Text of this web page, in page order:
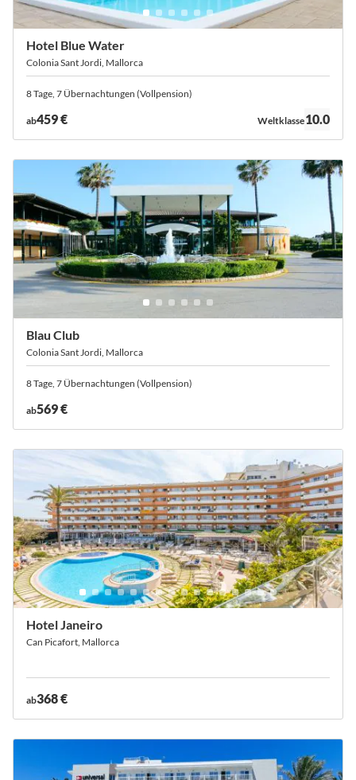
Hotel Blue Water
Colonia Sant Jordi, Mallorca
8 Tage, 7 Übernachtungen (Vollpension)
ab459 € Bewertung:
Weltklasse10.0
Blau Club
Colonia Sant Jordi, Mallorca
8 Tage, 7 Übernachtungen (Vollpension)
ab569 €
Hotel Janeiro
Can Picafort, Mallorca
ab368 €